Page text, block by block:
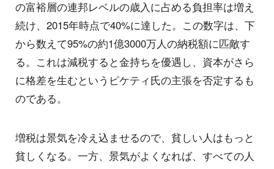
の富裕層の連邦レベルの歳入に占める負担率は増え
続け、2015年時点で40%に達した。この数字は、下
から数えて95%の約1億3000万人の納税額に匹敵す
る。これは減税すると金持ちを優遇し、資本がさら
に格差を生むというピケティ氏の主張を否定するも
のである。
増税は景気を冷え込ませるので、貧しい人はもっと
貧しくなる。一方、景気がよくなれば、すべての人